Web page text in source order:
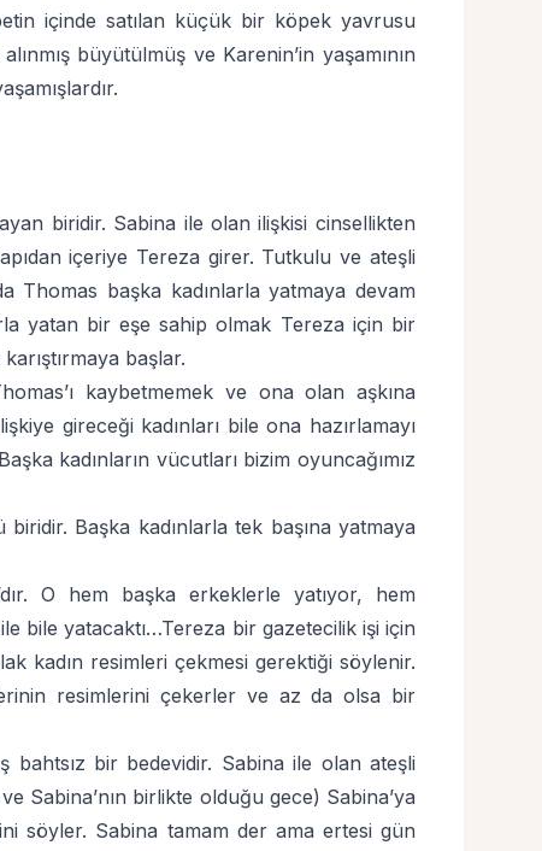
içinde satılan küçük bir köpek yavrusu
büyütülmüş ve Karenin’in yaşamının
biridir. Sabina ile olan ilişkisi cinsellikten
içeriye Tereza girer. Tutkulu ve ateşli
Thomas başka kadınlarla yatmaya devam
yatan bir eşe sahip olmak Tereza için bir
başlar.
kaybetmemek ve ona olan aşkına
gireceği kadınları bile ona hazırlamayı
kadınların vücutları bizim oyuncağımız
Başka kadınlarla tek başına yatmaya
O hem başka erkeklerle yatıyor, hem
bile yatacaktı…Tereza bir gazetecilik işi için
kadın resimleri çekmesi gerektiği söylenir.
resimlerini çekerler ve az da olsa bir
bahtsız bir bedevidir. Sabina ile olan ateşli
Sabina’nın birlikte olduğu gece) Sabina’ya
söyler. Sabina tamam der ama ertesi gün